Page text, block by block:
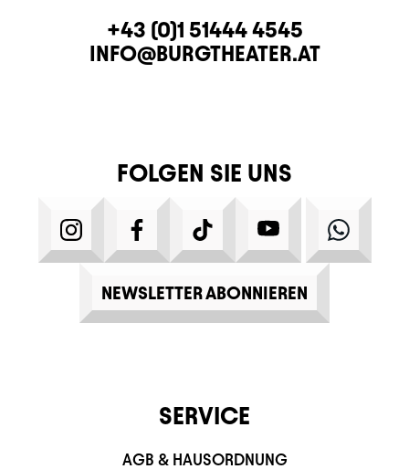
KONTAKTTELEFON
+43 (0)1 51444 4545
E-MAIL
INFO@BURGTHEATER.AT
FOLGEN SIE UNS
INSTAGRAMFACEBOOKTIKTOK YOUTUBE
NEWSLETTER ABONNIEREN
SERVICE
AGB & HAUSORDNUNG